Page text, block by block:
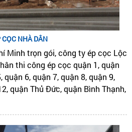
CỌC NHÀ DÂN
Minh trọn gói, công ty ép cọc Lộc
thi công ép cọc quận 1, quận
quận 6, quận 7, quận 8, quận 9,
quận Thủ Đức, quận Bình Thạnh,